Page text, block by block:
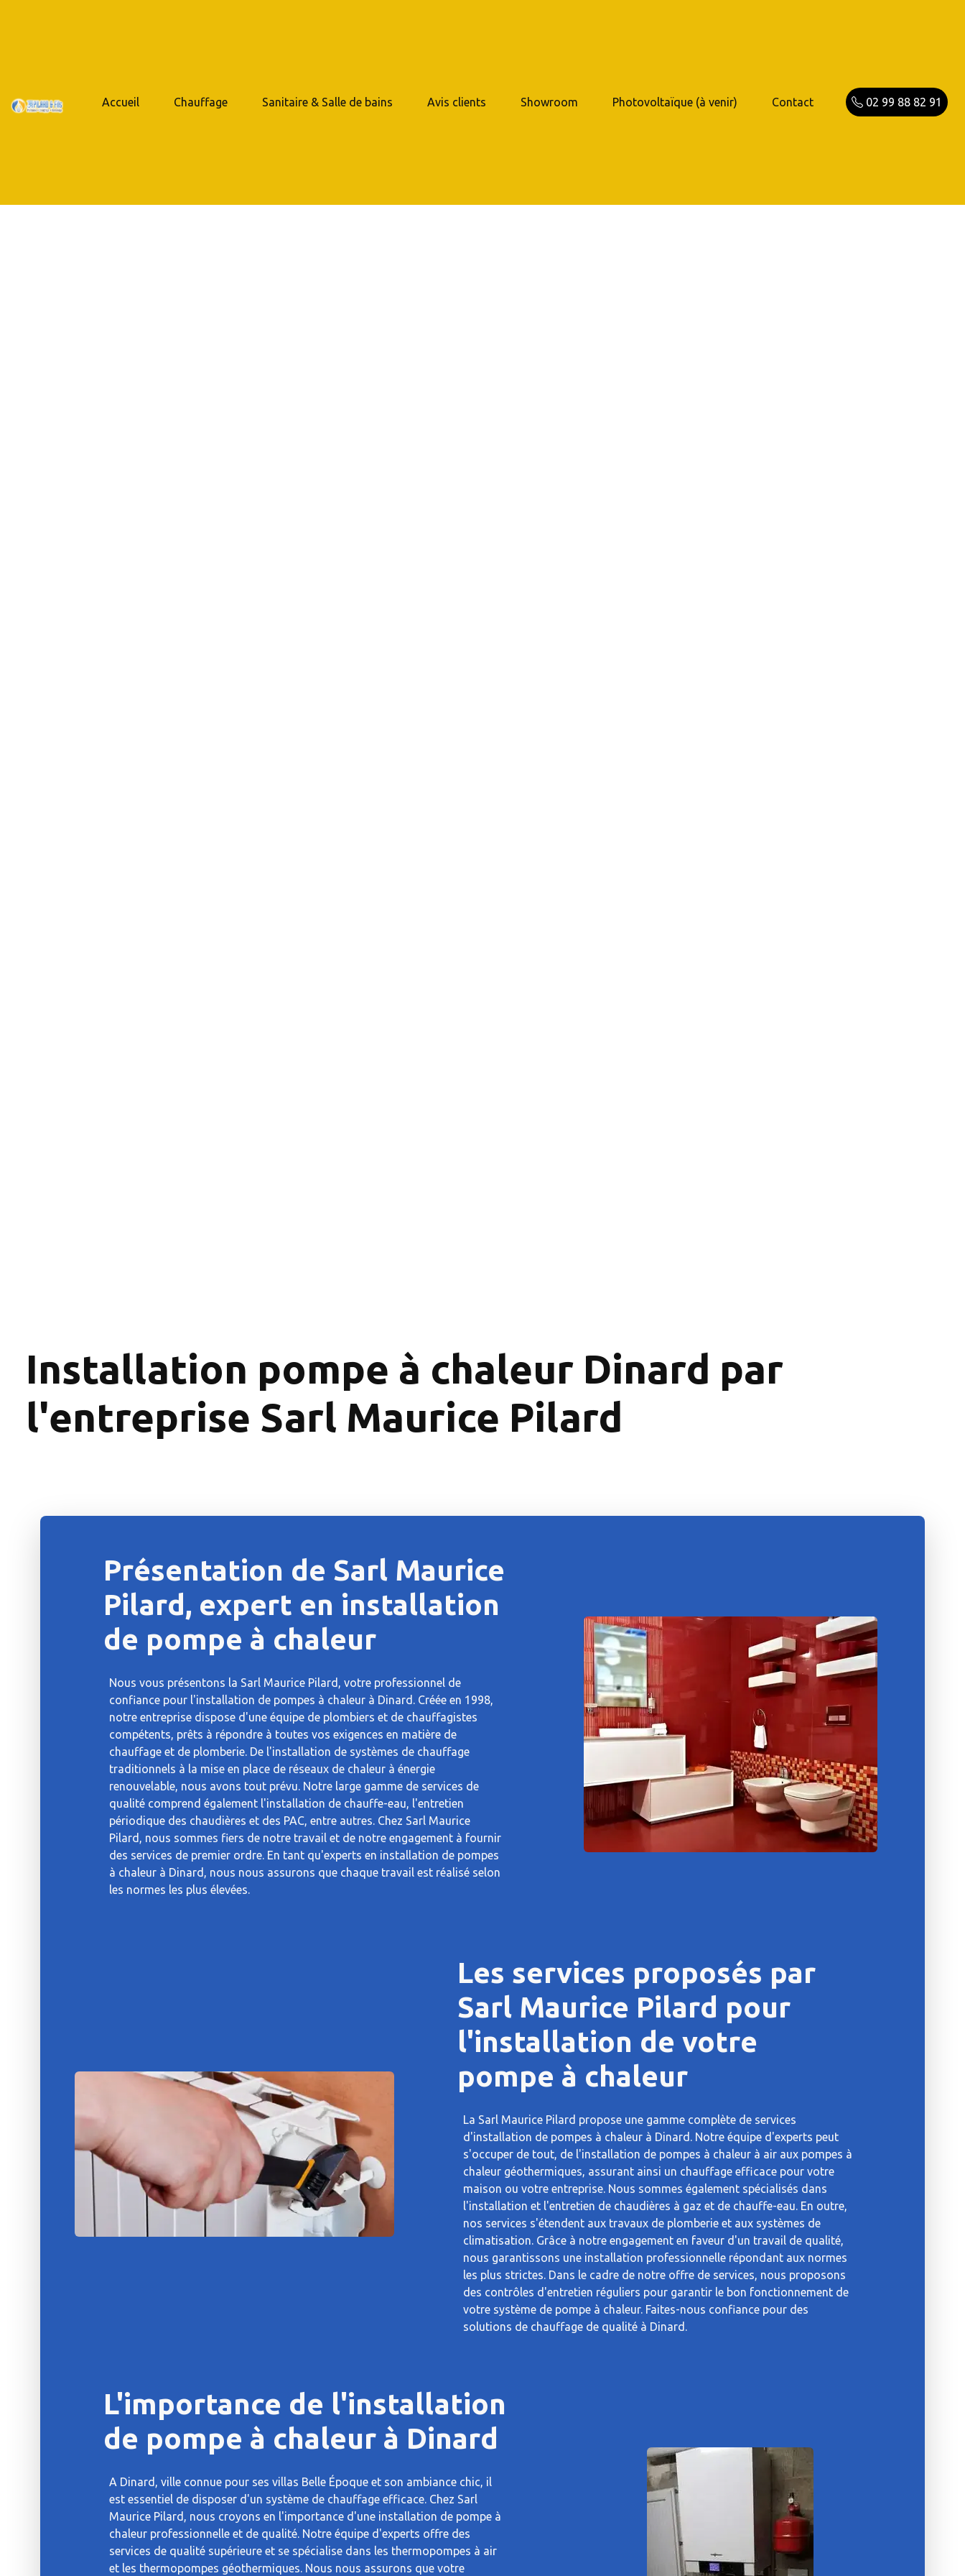
Accueil Chauffage Sanitaire & Salle de bains Avis clients Showroom Photovoltaïque (à venir) Contact 02 99 88 82 91
Installation pompe à chaleur Dinard par
l'entreprise Sarl Maurice Pilard
Présentation de Sarl Maurice
Pilard, expert en installation
de pompe à chaleur
Nous vous présentons la Sarl Maurice Pilard, votre professionnel de
confiance pour l'installation de pompes à chaleur à Dinard. Créée en 1998,
notre entreprise dispose d'une équipe de plombiers et de chauffagistes
compétents, prêts à répondre à toutes vos exigences en matière de
chauffage et de plomberie. De l'installation de systèmes de chauffage
traditionnels à la mise en place de réseaux de chaleur à énergie
renouvelable, nous avons tout prévu. Notre large gamme de services de
qualité comprend également l'installation de chauffe-eau, l'entretien
périodique des chaudières et des PAC, entre autres. Chez Sarl Maurice
Pilard, nous sommes fiers de notre travail et de notre engagement à fournir
des services de premier ordre. En tant qu'experts en installation de pompes
à chaleur à Dinard, nous nous assurons que chaque travail est réalisé selon
les normes les plus élevées.
Les services proposés par
Sarl Maurice Pilard pour
l'installation de votre
pompe à chaleur
La Sarl Maurice Pilard propose une gamme complète de services
d'installation de pompes à chaleur à Dinard. Notre équipe d'experts peut
s'occuper de tout, de l'installation de pompes à chaleur à air aux pompes à
chaleur géothermiques, assurant ainsi un chauffage efficace pour votre
maison ou votre entreprise. Nous sommes également spécialisés dans
l'installation et l'entretien de chaudières à gaz et de chauffe-eau. En outre,
nos services s'étendent aux travaux de plomberie et aux systèmes de
climatisation. Grâce à notre engagement en faveur d'un travail de qualité,
nous garantissons une installation professionnelle répondant aux normes
les plus strictes. Dans le cadre de notre offre de services, nous proposons
des contrôles d'entretien réguliers pour garantir le bon fonctionnement de
votre système de pompe à chaleur. Faites-nous confiance pour des
solutions de chauffage de qualité à Dinard.
L'importance de l'installation
de pompe à chaleur à Dinard
A Dinard, ville connue pour ses villas Belle Époque et son ambiance chic, il
est essentiel de disposer d'un système de chauffage efficace. Chez Sarl
Maurice Pilard, nous croyons en l'importance d'une installation de pompe à
chaleur professionnelle et de qualité. Notre équipe d'experts offre des
services de qualité supérieure et se spécialise dans les thermopompes à air
et les thermopompes géothermiques. Nous nous assurons que votre